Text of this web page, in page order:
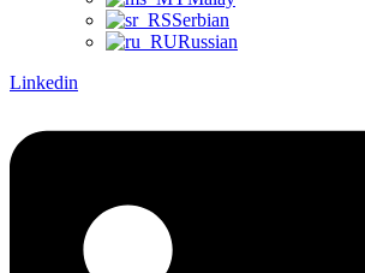
Serbian
Russian
Linkedin